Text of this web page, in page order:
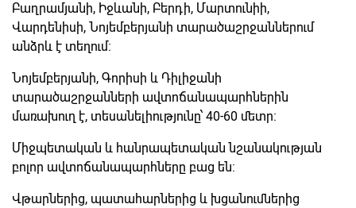
Բաղրամյանի, Իջևանի, Բերդի, Մարտունիի,
Վարդենիսի, Նոյեմբերյանի տարածաշրջաններում
անձրև է տեղում։
Նոյեմբերյանի, Գորիսի և Դիլիջանի
տարածաշրջանների ավտոճանապարհներին
մառախուղ է, տեսանելիությունը՝ 40-60 մետր։
Միջպետական և հանրապետական նշանակության
բոլոր ավտոճանապարհները բաց են:
Վթարներից, պատահարներից և խցանումներից